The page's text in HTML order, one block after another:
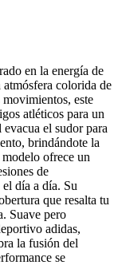
en la energía de
colorida de
movimientos, este
atléticos para un
el sudor para
brindándote la
ofrece un
de
día a día. Su
que resalta tu
Suave pero
adidas,
la fusión del
se